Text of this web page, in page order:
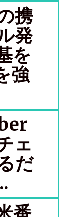
携
発
を
強
ェ
だ